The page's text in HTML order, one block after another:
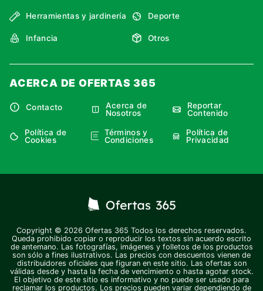
Herramientas y jardinería Deporte
Infancia Otros
ACERCA DE OFERTAS 365
Contacto
Acerca de
Nosotros
Reportar
Contenido
Política de
Cookies
Términos y
Condiciones
Política de
Privacidad
Copyright © 2026 Ofertas 365 Todos los derechos reservados.
Queda prohibido copiar o reproducir los textos sin acuerdo escrito
de antemano. Las fotografías, imágenes y folletos de los productos
son sólo a fines ilustrativos. Las precios con descuentos vienen de
distribuidores oficiales que figuran en este sitio. Las ofertas son
válidas desde y hasta la fecha de vencimiento o hasta agotar stock.
El objetivo de este sitio es informativo y no puede ser usado para
reclamar los productos. Los precios pueden variar dependiendo de